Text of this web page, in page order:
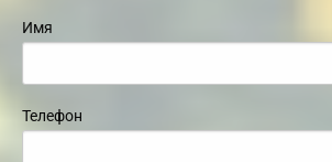
Имя
Телефон